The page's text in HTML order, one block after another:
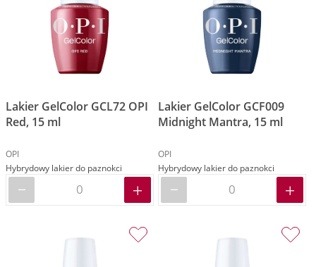
Lakier GelColor GCL72 OPI
Red, 15 ml
OPI
Hybrydowy lakier do paznokci
Lakier GelColor GCF009
Midnight Mantra, 15 ml
OPI
Hybrydowy lakier do paznokci